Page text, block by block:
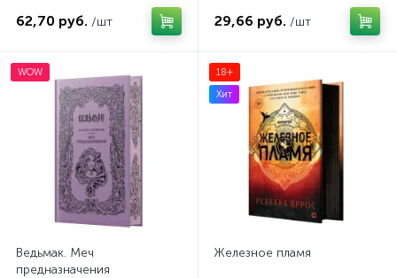
62,70 руб. /шт 29,66 руб. /шт
WOW
Ведьмак. Меч
предназначения
18+
Хит
Железное пламя